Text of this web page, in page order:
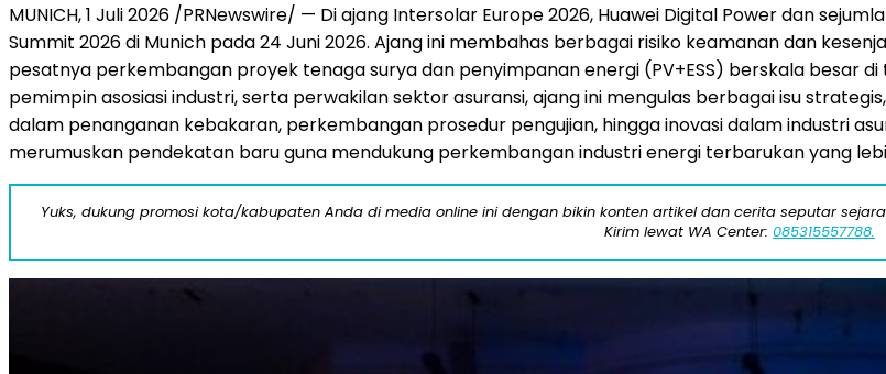
MUNICH, 1 Juli 2026 /PRNewswire/ — Di ajang Intersolar Europe 2026, Huawei Digital Power dan
Summit 2026 di Munich pada 24 Juni 2026. Ajang ini membahas berbagai risiko keamanan dan
pesatnya perkembangan proyek tenaga surya dan penyimpanan energi (PV+ESS) berskala besar
pemimpin asosiasi industri, serta perwakilan sektor asuransi, ajang ini mengulas berbagai isu
dalam penanganan kebakaran, perkembangan prosedur pengujian, hingga inovasi dalam industri
merumuskan pendekatan baru guna mendukung perkembangan industri energi terbarukan yang
Yuks, dukung promosi kota/kabupaten Anda di media online ini dengan bikin konten artikel dan cerita seputar
Kirim lewat WA Center: 085315557788.